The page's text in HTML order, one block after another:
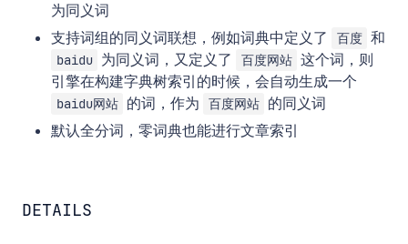
为同义词
支持词组的同义词联想，例如词典中定义了
百度 和
baidu 为同义词，又定义了 百度网站 这个词，则
引擎在构建字典树索引的时候，会自动生成一个
baidu网站 的词，作为 百度网站 的同义词
默认全分词，零词典也能进行文章索引
DETAILS